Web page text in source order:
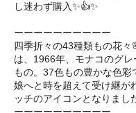
し迷わず購入✨👍✨
ーーーーーーーーーー
四季折々の43種類もの花々
は、1966年、モナコのグ
もの。37色もの豊かな色
娘へと時を超えて受け継が
ッチのアイコンとなりまし